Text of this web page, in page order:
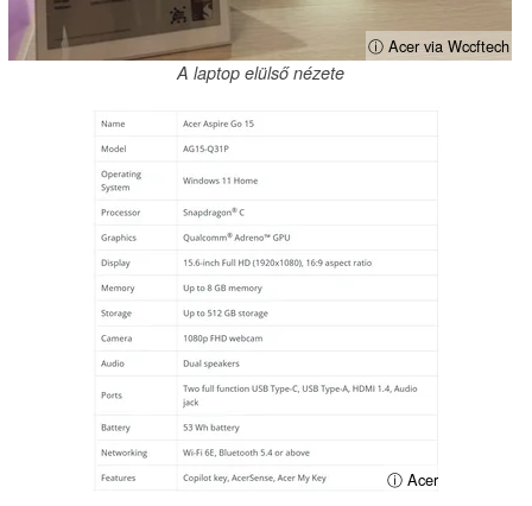
ⓘ Acer via Wccftech
A laptop elülső nézete
ⓘ Acer